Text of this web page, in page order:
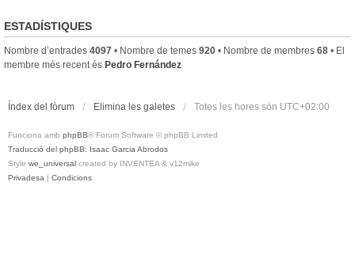
ESTADÍSTIQUES
Nombre d’entrades 4097 • Nombre de temes 920 • Nombre de membres 68 • El
membre més recent és Pedro Fernández
Índex del fòrum Elimina les galetes Totes les hores són UTC+02:00
Funciona amb phpBB® Forum Software © phpBB Limited
Traducció del phpBB: Isaac Garcia Abrodos
Style we_universal created by INVENTEA & v12mike
Privadesa | Condicions